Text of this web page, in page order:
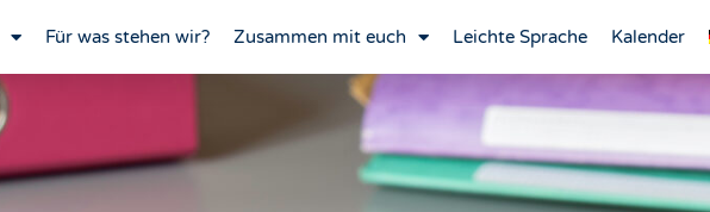
Für was stehen wir? Zusammen mit euch Leichte Sprache Kalender